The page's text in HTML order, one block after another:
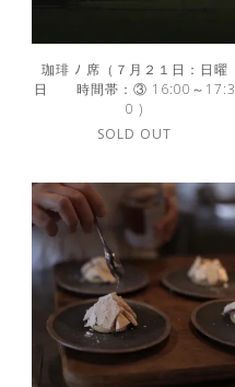
珈琲 ﾉ 席（７月２１日：日曜
日 時間帯：③ 16:00～17:3
0 )
SOLD OUT